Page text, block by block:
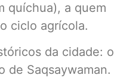
quíchua), a quem
ciclo agrícola.
da cidade: o
de Saqsaywaman.